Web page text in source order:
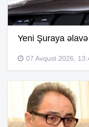
Yeni Şuraya
07 Avqust 2026,